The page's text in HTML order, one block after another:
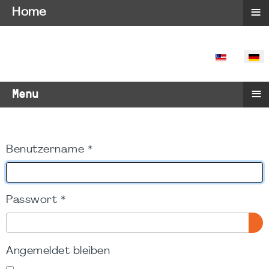
SPRACHE
Menu ≡
Benutzername *
Passwort *
Angemeldet bleiben
Home ≡